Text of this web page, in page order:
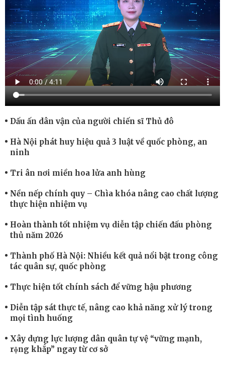
Dấu ấn dân vận của người chiến sĩ Thủ đô
Hà Nội phát huy hiệu quả 3 luật về quốc phòng, an
ninh
Tri ân nơi miền hoa lửa anh hùng
Nền nếp chính quy – Chìa khóa nâng cao chất lượng
thực hiện nhiệm vụ
Hoàn thành tốt nhiệm vụ diễn tập chiến đấu phòng
thủ năm 2026
Thành phố Hà Nội: Nhiều kết quả nổi bật trong công
tác quân sự, quốc phòng
Thực hiện tốt chính sách để vững hậu phương
Diễn tập sát thực tế, nâng cao khả năng xử lý trong
mọi tình huống
Xây dựng lực lượng dân quân tự vệ “vững mạnh,
rộng khắp” ngay từ cơ sở